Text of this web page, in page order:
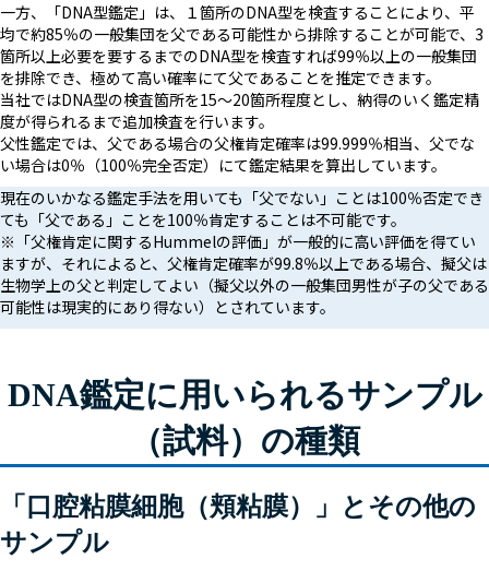
一方、「DNA型鑑定」は、１箇所のDNA型を検査することにより、平
均で約85％の一般集団を父である可能性から排除することが可能で、3
箇所以上必要を要するまでのDNA型を検査すれば99％以上の一般集団
を排除でき、極めて高い確率にて父であることを推定できます。
当社ではDNA型の検査箇所を15〜20箇所程度とし、納得のいく鑑定精
度が得られるまで追加検査を行います。
父性鑑定では、父である場合の父権肯定確率は99.999％相当、父でな
い場合は0％（100％完全否定）にて鑑定結果を算出しています。
現在のいかなる鑑定手法を用いても「父でない」ことは100％否定でき
ても「父である」ことを100％肯定することは不可能です。
※「父権肯定に関するHummelの評価」が一般的に高い評価を得てい
ますが、それによると、父権肯定確率が99.8％以上である場合、擬父は
生物学上の父と判定してよい（擬父以外の一般集団男性が子の父である
可能性は現実的にあり得ない）とされています。
DNA鑑定に用いられるサンプル
（試料）の種類
「口腔粘膜細胞（頬粘膜）」とその他の
サンプル